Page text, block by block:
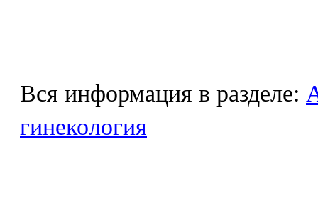
Вся информация в разделе:
гинекология